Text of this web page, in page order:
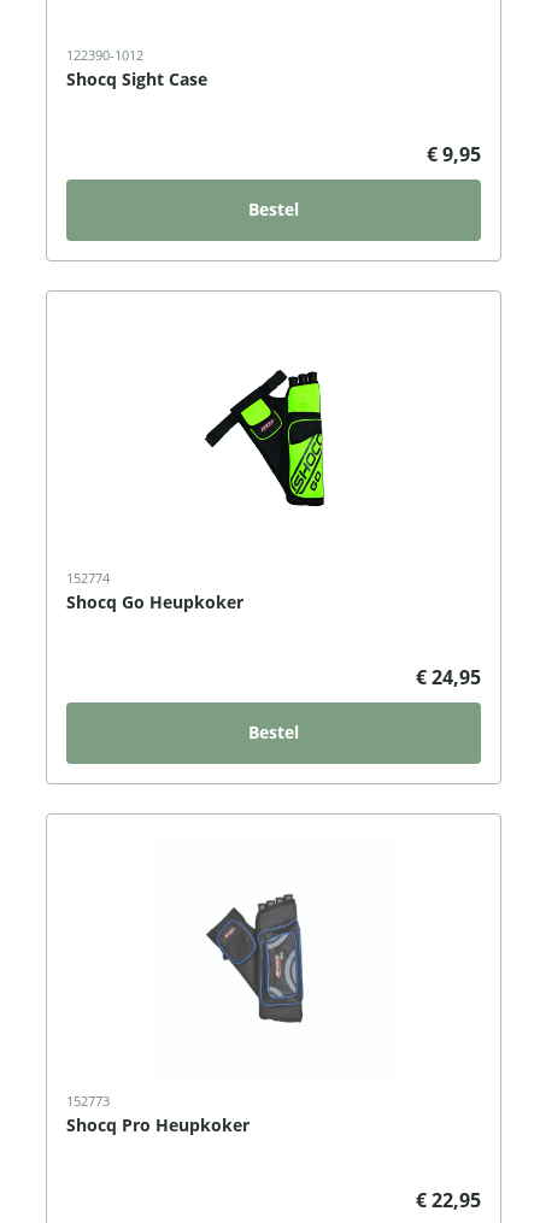
122390-1012
Shocq Sight Case
€ 9,95
Bestel
152774
Shocq Go Heupkoker
€ 24,95
Bestel
152773
Shocq Pro Heupkoker
€ 22,95